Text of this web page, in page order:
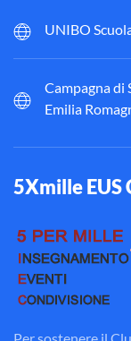
UNIBO
Campagna di
Emilia
5Xmille EUS